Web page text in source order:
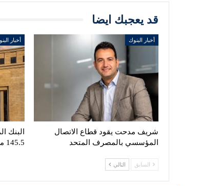
قد يعجبك ايضا
أخبار البنوك
شريف مدحت يقود قطاع الاتصال
المؤسسي بالمصرف المتحد
أخبار
البنك
145.5 مليار جنيه
السابق التالي